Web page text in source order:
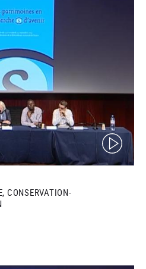
(video)
CONSERVATION-